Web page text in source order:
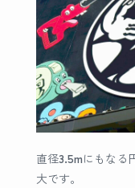
直径3.5mにもなる
大です。